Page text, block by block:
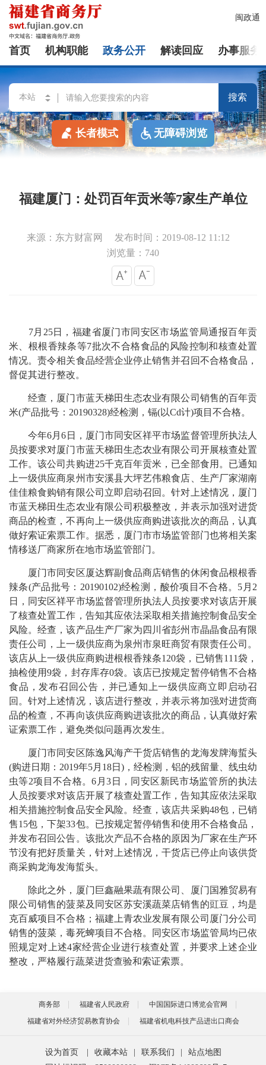
闽政通
首页 机构职能 政务公开 解读回应 办事服务
搜索
长者模式 无障碍浏览
福建厦门：处罚百年贡米等7家生产单位
来源：东方财富网
发布时间：2019-08-12 11:12
浏览量：740
7月25日，福建省厦门市同安区市场监管局通报百年贡
米、根根香辣条等7批次不合格食品的风险控制和核查处置
情况。责令相关食品经营企业停止销售并召回不合格食品，
督促其进行整改。
经查，厦门市蓝天梯田生态农业有限公司销售的百年贡
米(产品批号：20190328)经检测，镉(以Cd计)项目不合格。
今年6月6日，厦门市同安区祥平市场监督管理所执法人
员按要求对厦门市蓝天梯田生态农业有限公司开展核查处置
工作。该公司共购进25千克百年贡米，已全部食用。已通知
上一级供应商泉州市安溪县大坪艺伟粮食店、生产厂家湖南
佳佳粮食购销有限公司立即启动召回。针对上述情况，厦门
市蓝天梯田生态农业有限公司积极整改，并表示加强对进货
商品的检查，不再向上一级供应商购进该批次的商品，认真
做好索证索票工作。据悉，厦门市市场监管部门也将相关案
情移送厂商家所在地市场监管部门。
厦门市同安区厦达辉副食品商店销售的休闲食品根根香
辣条(产品批号：20190102)经检测，酸价项目不合格。5月2
日，同安区祥平市场监督管理所执法人员按要求对该店开展
了核查处置工作，告知其应依法采取相关措施控制食品安全
风险。经查，该产品生产厂家为四川省彭州市晶晶食品有限
责任公司，上一级供应商为泉州市泉旺商贸有限责任公司。
该店从上一级供应商购进根根香辣条120袋，已销售111袋，
抽检使用9袋，封存库存0袋。该店已按规定暂停销售不合格
食品，发布召回公告，并已通知上一级供应商立即启动召
回。针对上述情况，该店进行整改，并表示将加强对进货商
品的检查，不再向该供应商购进该批次的商品，认真做好索
证索票工作，避免类似问题再次发生。
厦门市同安区陈逸风海产干货店销售的龙海发牌海蜇头
(购进日期：2019年5月18日)，经检测，铝的残留量、线虫幼
虫等2项目不合格。6月3日，同安区新民市场监管所的执法
人员按要求对该店开展了核查处置工作，告知其应依法采取
相关措施控制食品安全风险。经查，该店共采购48包，已销
售15包，下架33包。已按规定暂停销售和使用不合格食品，
并发布召回公告。该批次产品不合格的原因为厂家在生产环
节没有把好质量关，针对上述情况，干货店已停止向该供货
商采购龙海发海蜇头。
除此之外，厦门巨鑫融果蔬有限公司、厦门国雅贸易有
限公司销售的菠菜及同安区苏安溪蔬菜店销售的豇豆，均是
克百威项目不合格；福建上青农业发展有限公司厦门分公司
销售的菠菜，毒死蜱项目不合格。同安区市场监管局均已依
照规定对上述4家经营企业进行核查处置，并要求上述企业
整改，严格履行蔬菜进货查验和索证索票。
商务部 福建省人民政府
中国国际进口博览会官网
福建省对外经济贸易教育协会
福建省机电科技产品进出口商会
设为首页 收藏本站 联系我们
站点地图